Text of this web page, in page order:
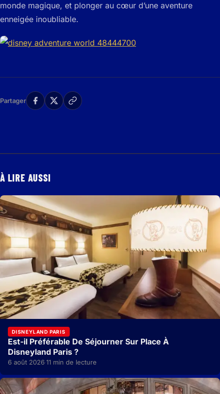
monde magique, et plonger au cœur d’une aventure
enneigée inoubliable.
Partager
À LIRE AUSSI
DISNEYLAND PARIS
Est-il Préférable De Séjourner Sur Place À
Disneyland Paris ?
6 août 2026·11 min de lecture